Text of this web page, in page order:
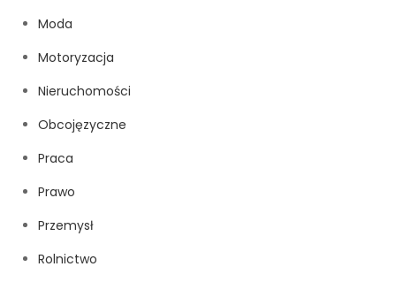
Moda
Motoryzacja
Nieruchomości
Obcojęzyczne
Praca
Prawo
Przemysł
Rolnictwo